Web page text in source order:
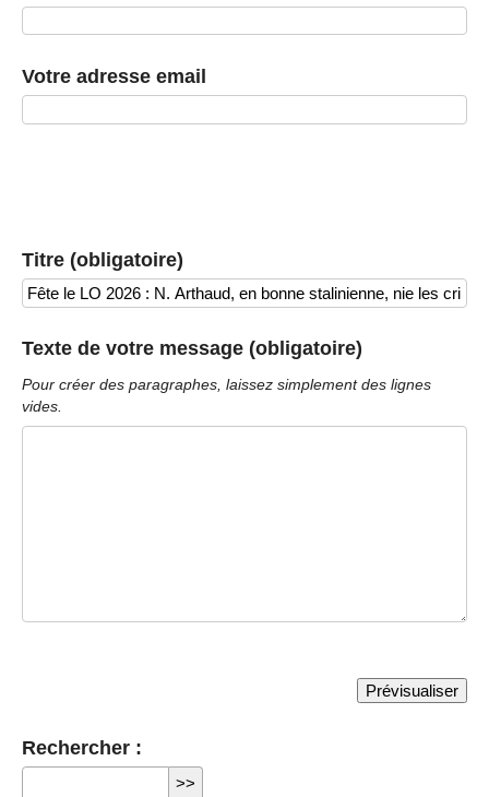
Votre adresse email
Titre (obligatoire)
Texte de votre message (obligatoire)
Pour créer des paragraphes, laissez simplement des lignes
vides.
Rechercher :